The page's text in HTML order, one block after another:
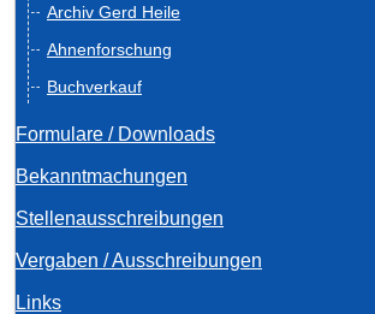
Archiv Gerd Heile
Ahnenforschung
Buchverkauf
Formulare / Downloads
Bekanntmachungen
Stellenausschreibungen
Vergaben / Ausschreibungen
Links